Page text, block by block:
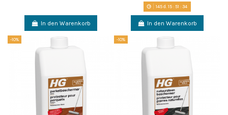
In den Warenkorb
145d. 15:51 :33
In den Warenkorb
-10% -10%